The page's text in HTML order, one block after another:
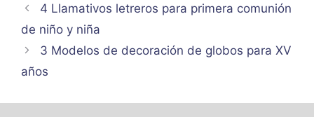
4 Llamativos letreros para primera comunión
de niño y niña
3 Modelos de decoración de globos para XV
años